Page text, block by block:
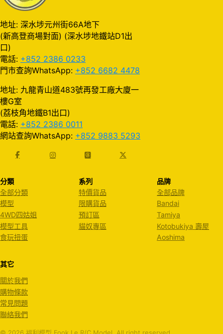
地址: 深水埗元州街66A地下
(新高登商場對面) (深水埗地鐵站D1出
口)
電話: +852 2386 0233
門市查詢WhatsApp: +852 6682 4478
地址: 九龍青山道483號再發工廠大廈一
樓G室
(荔枝角地鐵B1出口)
電話: +852 2386 0011
網站查詢WhatsApp: +852 9883 5293
分類
全部分類
模型
4WD四姑姐
模型工具
食玩扭蛋
系列
特價貨品
限購貨品
預訂區
貓奴專區
品牌
全部品牌
Bandai
Tamiya
Kotobukiya 壽屋
Aoshima
其它
關於我們
購物條款
常見問題
聯絡我們